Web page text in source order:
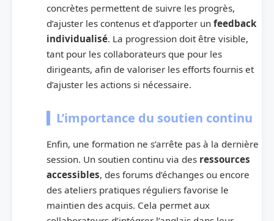
concrètes permettent de suivre les progrès,
d’ajuster les contenus et d’apporter un feedback
individualisé. La progression doit être visible,
tant pour les collaborateurs que pour les
dirigeants, afin de valoriser les efforts fournis et
d’ajuster les actions si nécessaire.
L’importance du soutien continu
Enfin, une formation ne s’arrête pas à la dernière
session. Un soutien continu via des ressources
accessibles, des forums d’échanges ou encore
des ateliers pratiques réguliers favorise le
maintien des acquis. Cela permet aux